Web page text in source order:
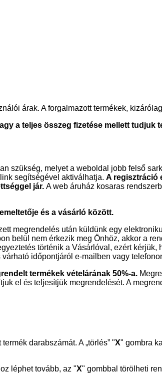
árak. A forgalmazott termékek,
a teljes összeg fizetése mellett tudjuk
szükség, melyet a weboldal jobb felső
segítségével aktiválhatja. A regisztráció
jár. A web áruház kosaras
és a vásárló között.
megrendelés után küldünk egy
belül nem érkezik meg Önhöz, akkor a
történik a Vásárlóval, ezért
időpontjáról e-mailben vagy
termékek vételárának 50%-a.
el és teljesítjük megrendelését. A
darabszámát. A „törlés” "X" gombra
léphet tovább, az "X" gombbal törölheti